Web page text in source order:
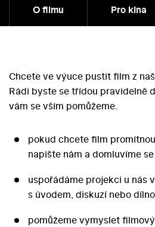
O filmu Pro kina
Chcete ve výuce pustit film z
Rádi byste se třídou pravidelně
vám se vším pomůžeme.
pokud chcete film
napište nám a domluvíme
uspořádáme projekci u nás
s úvodem, diskuzí nebo
pomůžeme vymyslet